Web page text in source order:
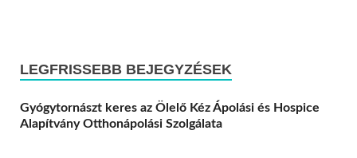
LEGFRISSEBB BEJEGYZÉSEK
Gyógytornászt keres az Ölelő Kéz Ápolási és Hospice
Alapítvány Otthonápolási Szolgálata